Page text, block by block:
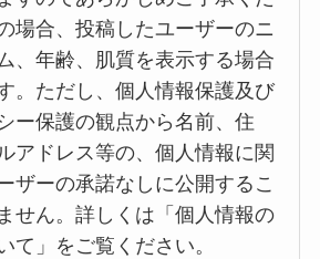
場合、投稿したユーザーのニ
、年齢、肌質を表示する場合
。ただし、個人情報保護及び
ー保護の観点から名前、住
アドレス等の、個人情報に関
ザーの承諾なしに公開するこ
せん。詳しくは「個人情報の
て」をご覧ください。